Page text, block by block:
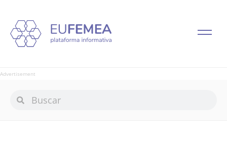
Advertisement